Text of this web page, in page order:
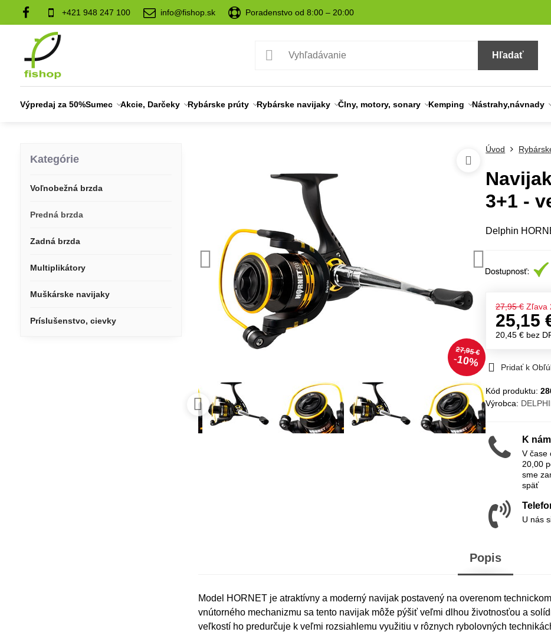
+421 948 247 100 info@fishop.sk Poradenstvo od 8:00 – 20:00
Hľadať
Výpredaj za 50%Sumec Akcie, Darčeky Rybárske prúty Rybárske navijaky Člny, motory, sonary Kemping Nástrahy,návnady
27,95 €
10%
Úvod
3+1 -
Delphin
27,95 € Zľava
25,15
20,45 € bez
Pridať k
Kód produktu:
Výrobca:
K
V čase
20,00
sme
späť
U nás
Popis
Model HORNET je atraktívny a moderný navijak postavený na overenom
vnútorného mechanizmu sa tento navijak môže pýšiť veľmi dlhou životnosťou a
veľkostí ho predurčuje k veľmi rozsiahlemu využitiu v rôznych rybolovných
Kategórie
Voľnobežná brzda
Predná brzda
Zadná brzda
Multiplikátory
Muškárske navijaky
Príslušenstvo, cievky